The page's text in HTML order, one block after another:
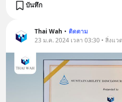
บันทึก
Thai Wah • ติดตาม
23 ม.ค. 2024 เวลา 03:30 • สิ่งแว